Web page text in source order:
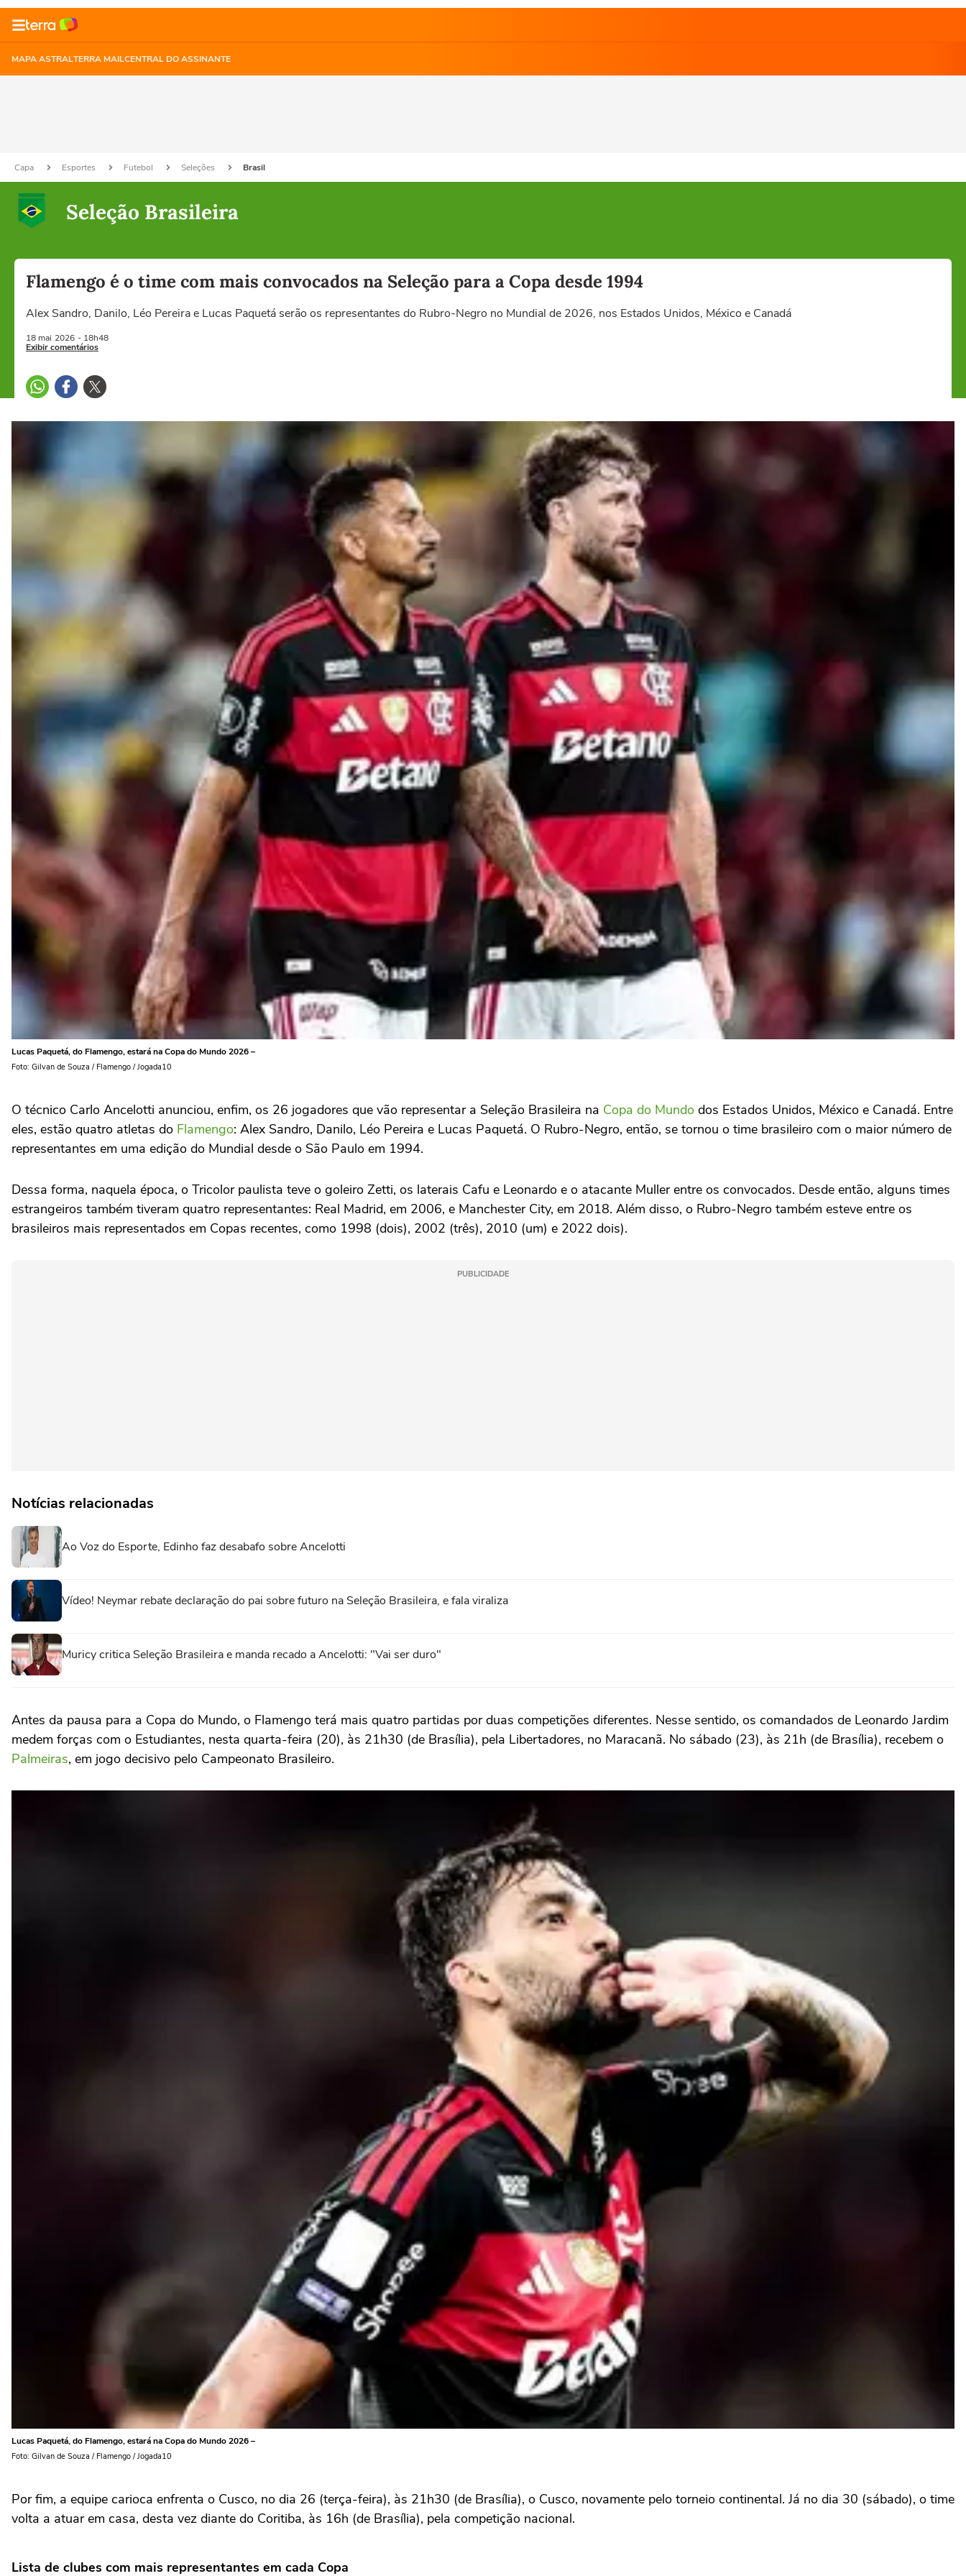
MAPA ASTRALTERRA MAILCENTRAL DO ASSINANTE
Capa Esportes Futebol Seleções Brasil
Seleção Brasileira
Flamengo é o time com mais convocados na Seleção para a Copa desde 1994
Alex Sandro, Danilo, Léo Pereira e Lucas Paquetá serão os representantes do Rubro-Negro no Mundial de 2026, nos Estados Unidos, México e Canadá
18 mai 2026 - 18h48
Exibir comentários
Lucas Paquetá, do Flamengo, estará na Copa do Mundo 2026 –
Foto: Gilvan de Souza / Flamengo / Jogada10
O técnico Carlo Ancelotti anunciou, enfim, os 26 jogadores que vão representar a Seleção Brasileira na Copa do Mundo dos Estados Unidos, México e Canadá. Entre
eles, estão quatro atletas do Flamengo: Alex Sandro, Danilo, Léo Pereira e Lucas Paquetá. O Rubro-Negro, então, se tornou o time brasileiro com o maior número de
representantes em uma edição do Mundial desde o São Paulo em 1994.
Dessa forma, naquela época, o Tricolor paulista teve o goleiro Zetti, os laterais Cafu e Leonardo e o atacante Muller entre os convocados. Desde então, alguns times
estrangeiros também tiveram quatro representantes: Real Madrid, em 2006, e Manchester City, em 2018. Além disso, o Rubro-Negro também esteve entre os
brasileiros mais representados em Copas recentes, como 1998 (dois), 2002 (três), 2010 (um) e 2022 dois).
PUBLICIDADE
Notícias relacionadas
Ao Voz do Esporte, Edinho faz desabafo sobre Ancelotti
Vídeo! Neymar rebate declaração do pai sobre futuro na Seleção Brasileira, e fala viraliza
Muricy critica Seleção Brasileira e manda recado a Ancelotti: "Vai ser duro"
Antes da pausa para a Copa do Mundo, o Flamengo terá mais quatro partidas por duas competições diferentes. Nesse sentido, os comandados de Leonardo Jardim
medem forças com o Estudiantes, nesta quarta-feira (20), às 21h30 (de Brasília), pela Libertadores, no Maracanã. No sábado (23), às 21h (de Brasília), recebem o
Palmeiras, em jogo decisivo pelo Campeonato Brasileiro.
Lucas Paquetá, do Flamengo, estará na Copa do Mundo 2026 –
Foto: Gilvan de Souza / Flamengo / Jogada10
Por fim, a equipe carioca enfrenta o Cusco, no dia 26 (terça-feira), às 21h30 (de Brasília), o Cusco, novamente pelo torneio continental. Já no dia 30 (sábado), o time
volta a atuar em casa, desta vez diante do Coritiba, às 16h (de Brasília), pela competição nacional.
Lista de clubes com mais representantes em cada Copa